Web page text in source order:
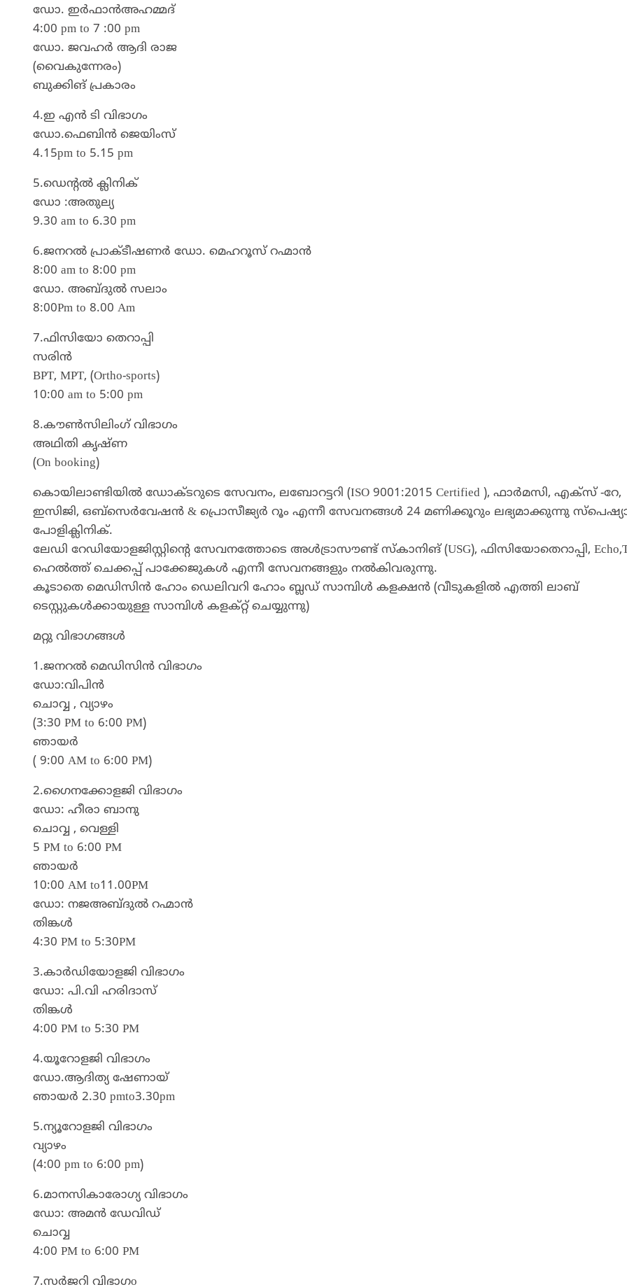
ഡോ. ഇർഫാൻഅഹമ്മദ്
4:00 pm to 7 :00 pm
ഡോ. ജവഹർ ആദി രാജ
(വൈകുന്നേരം)
ബുക്കിങ് പ്രകാരം
4.ഇ എൻ ടി വിഭാഗം
ഡോ.ഫെബിൻ ജെയിംസ്
4.15pm to 5.15 pm
5.ഡെന്റൽ ക്ലിനിക്
ഡോ :അതുല്യ
9.30 am to 6.30 pm
6.ജനറൽ പ്രാക്ടീഷണർ ഡോ. മെഹറൂസ് റഹ്മാൻ
8:00 am to 8:00 pm
ഡോ. അബ്ദുൽ സലാം
8:00Pm to 8.00 Am
7.ഫിസിയോ തെറാപ്പി
സരിൻ
BPT, MPT, (Ortho-sports)
10:00 am to 5:00 pm
8.കൗൺസിലിംഗ് വിഭാഗം
അഥിതി കൃഷ്ണ
(On booking)
കൊയിലാണ്ടിയില്‍ ഡോക്ടറുടെ സേവനം, ലബോറട്ടറി (ISO 9001:2015 Certified ), ഫാര്‍മസി, എക്‌സ് -റേ,
ഇസിജി, ഒബ്‌സെര്‍വേഷന്‍ & പ്രൊസീജ്യര്‍ റൂം എന്നീ സേവനങ്ങള്‍ 24 മണിക്കൂറും ലഭ്യമാക്കുന്നു
പോളിക്ലിനിക്.
ലേഡി റേഡിയോളജിസ്റ്റിന്റെ സേവനത്തോടെ അള്‍ട്രാസൗണ്ട് സ്‌കാനിങ് (USG), ഫിസിയോതെറാപ്പി,
ഹെല്‍ത്ത് ചെക്കപ്പ് പാക്കേജുകള്‍ എന്നീ സേവനങ്ങളും നല്‍കിവരുന്നു.
കൂടാതെ മെഡിസിൻ ഹോം ഡെലിവറി ഹോം ബ്ലഡ്‌ സാമ്പിൾ കളക്ഷൻ (വീടുകളിൽ എത്തി ലാബ്
ടെസ്റ്റുകൾക്കായുള്ള സാമ്പിൾ കളക്റ്റ് ചെയ്യുന്നു)
മറ്റു വിഭാഗങ്ങൾ
1.ജനറൽ മെഡിസിൻ വിഭാഗം
ഡോ:വിപിൻ
ചൊവ്വ , വ്യാഴം
(3:30 PM to 6:00 PM)
ഞായർ
( 9:00 AM to 6:00 PM)
2.ഗൈനക്കോളജി വിഭാഗം
ഡോ: ഹീരാ ബാനു
ചൊവ്വ , വെള്ളി
5 PM to 6:00 PM
ഞായർ
10:00 AM to11.00PM
ഡോ: നജഅബ്ദുൽ റഹ്മാൻ
തിങ്കൾ
4:30 PM to 5:30PM
3.കാർഡിയോളജി വിഭാഗം
ഡോ: പി.വി ഹരിദാസ്
തിങ്കൾ
4:00 PM to 5:30 PM
4.യൂറോളജി വിഭാഗം
ഡോ.ആദിത്യ ഷേണായ്
ഞായർ 2.30 pmto3.30pm
5.ന്യൂറോളജി വിഭാഗം
വ്യാഴം
(4:00 pm to 6:00 pm)
6.മാനസികാരോഗ്യ വിഭാഗം
ഡോ: അമൻ ഡേവിഡ്
ചൊവ്വ
4:00 PM to 6:00 PM
7.സർജറി വിഭാഗo